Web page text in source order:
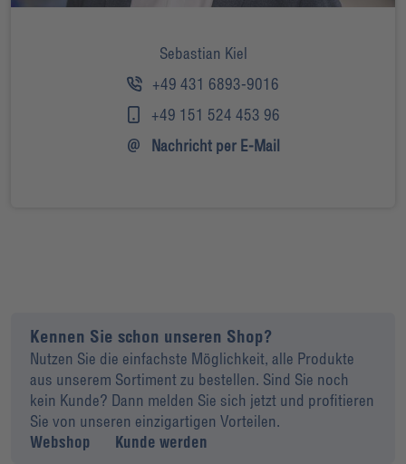
Sebastian Kiel
+49 431 6893-9016
+49 151 524 453 96
Nachricht per E-Mail
Kennen Sie schon unseren Shop?
Nutzen Sie die einfachste Möglichkeit, alle Produkte
aus unserem Sortiment zu bestellen. Sind Sie noch
kein Kunde? Dann melden Sie sich jetzt und profitieren
Sie von unseren einzigartigen Vorteilen.
Webshop
Kunde werden